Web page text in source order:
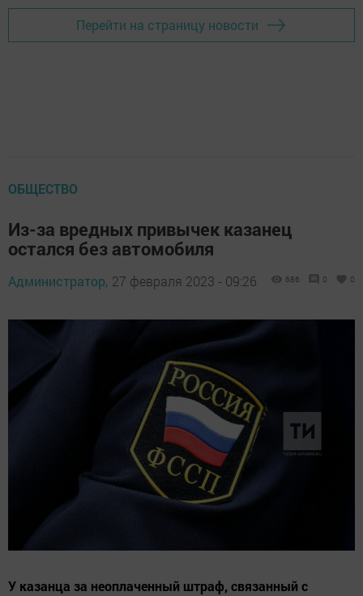
Перейти на страницу новости
ОБЩЕСТВО
Из-за вредных привычек казанец
остался без автомобиля
Администратор, 27 февраля 2023 - 09:26 686 0 0
У казанца за неоплаченный штраф, связанный с